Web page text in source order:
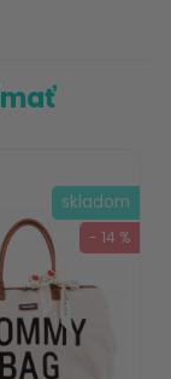
skladom
- 14 %